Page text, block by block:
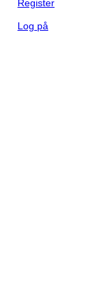
Register
Log på